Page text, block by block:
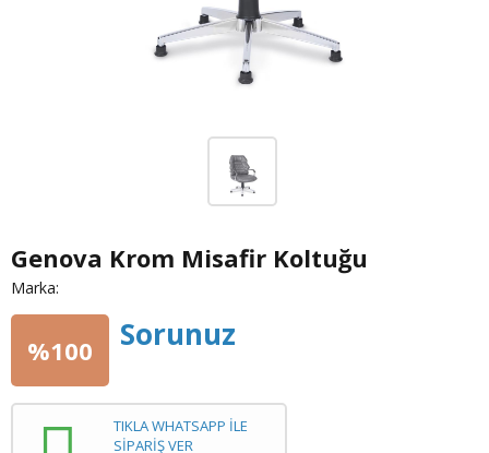
Genova Krom Misafir Koltuğu
Marka:
%100 Sorunuz
TIKLA WHATSAPP İLE
SİPARİŞ VER